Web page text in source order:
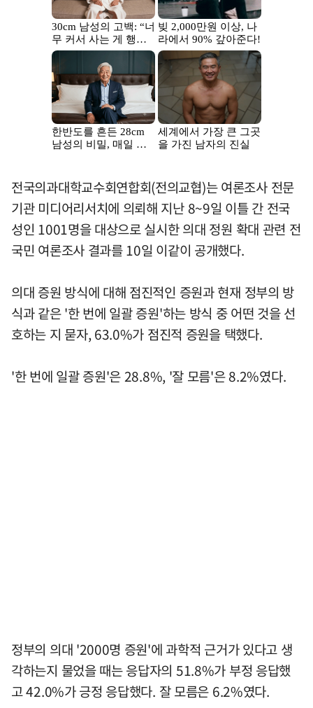
전국의과대학교수회연합회(전의교협)는 여론조사 전문
기관 미디어리서치에 의뢰해 지난 8~9일 이틀 간 전국
성인 1001명을 대상으로 실시한 의대 정원 확대 관련 전
국민 여론조사 결과를 10일 이같이 공개했다.
의대 증원 방식에 대해 점진적인 증원과 현재 정부의 방
식과 같은 '한 번에 일괄 증원'하는 방식 중 어떤 것을 선
호하는 지 묻자, 63.0%가 점진적 증원을 택했다.
'한 번에 일괄 증원'은 28.8%, '잘 모름'은 8.2%였다.
정부의 의대 '2000명 증원'에 과학적 근거가 있다고 생
각하는지 물었을 때는 응답자의 51.8%가 부정 응답했
고 42.0%가 긍정 응답했다. 잘 모름은 6.2%였다.